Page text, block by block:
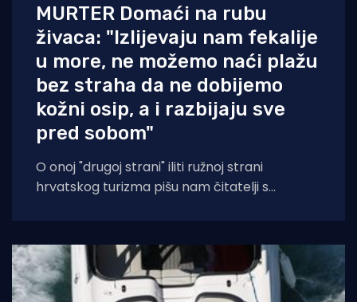
MURTER Domaći na rubu
živaca: "Izlijevaju nam fekalije
u more, ne možemo naći plažu
bez straha da ne dobijemo
kožni osip, a i razbijaju sve
pred sobom"
O onoj "drugoj strani" iliti ružnoj strani
hrvatskog turizma pišu nam čitatelji s